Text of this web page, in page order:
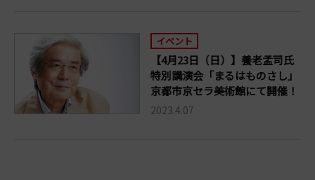
イベント
【4月23日（日）】養老孟司氏
特別講演会「まるはものさし」
京都市京セラ美術館にて開催！
2023.4.07